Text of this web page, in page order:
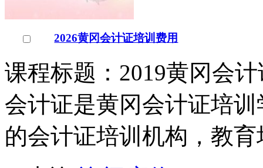
黄冈会计证培训学校
湖北/黄冈市
点击交谈